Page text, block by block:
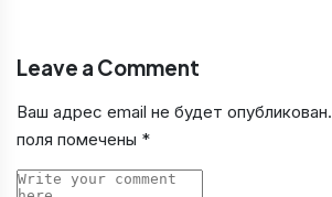
Leave a Comment
Ваш адрес email не будет опубликован.
поля помечены *
Comment